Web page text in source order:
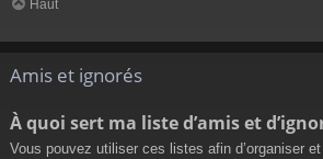
Haut
Amis et ignorés
À quoi sert ma liste d’amis et
Vous pouvez utiliser ces listes afin d’organiser